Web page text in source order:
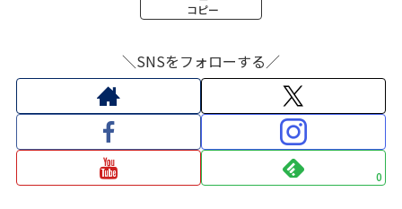
コピー
＼SNSをフォローする／
0